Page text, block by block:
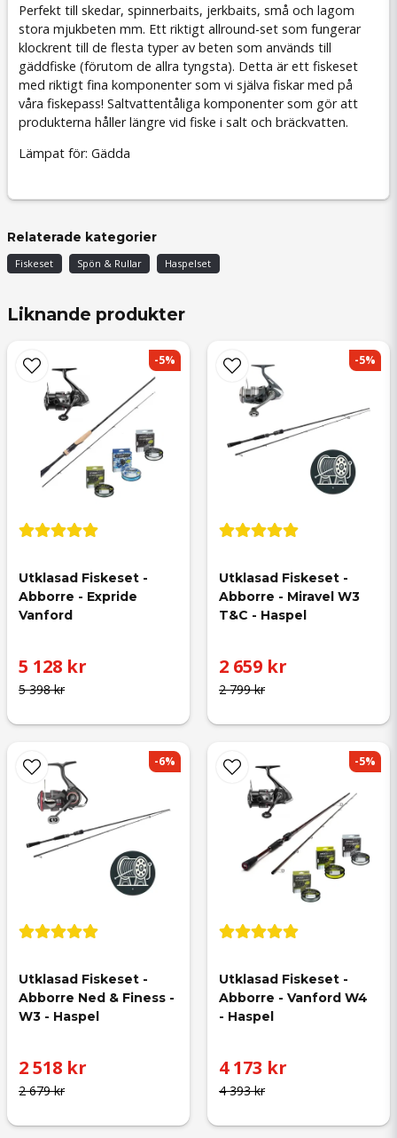
Perfekt till skedar, spinnerbaits, jerkbaits, små och lagom
stora mjukbeten mm. Ett riktigt allround-set som fungerar
klockrent till de flesta typer av beten som används till
gäddfiske (förutom de allra tyngsta). Detta är ett fiskeset
med riktigt fina komponenter som vi själva fiskar med på
våra fiskepass! Saltvattentåliga komponenter som gör att
produkterna håller längre vid fiske i salt och bräckvatten.
Lämpat för: Gädda
Relaterade kategorier
Fiskeset Spön & Rullar Haspelset
Liknande produkter
Utklasad Fiskeset -
Abborre - Expride
Vanford
5 398 kr
5 128 kr
-5%
Utklasad Fiskeset -
Abborre - Miravel W3
T&C - Haspel
2 799 kr
2 659 kr
-5%
Utklasad Fiskeset -
Abborre Ned & Finess -
W3 - Haspel
2 679 kr
2 518 kr
-6%
Utklasad Fiskeset -
Abborre - Vanford W4
- Haspel
4 393 kr
4 173 kr
-5%